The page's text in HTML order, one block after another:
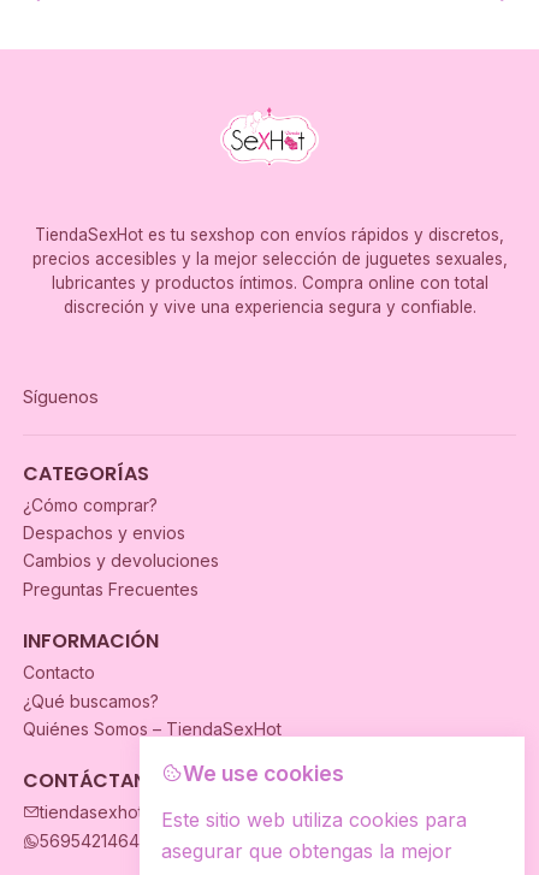
TiendaSexHot es tu sexshop con envíos rápidos y discretos,
precios accesibles y la mejor selección de juguetes sexuales,
lubricantes y productos íntimos. Compra online con total
discreción y vive una experiencia segura y confiable.
Síguenos
CATEGORÍAS
¿Cómo comprar?
Despachos y envios
Cambios y devoluciones
Preguntas Frecuentes
INFORMACIÓN
Contacto
¿Qué buscamos?
Quiénes Somos – TiendaSexHot
CONTÁCTANOS
tiendasexhot@gmail.com
56954214649
We use cookies
Este sitio web utiliza cookies para
asegurar que obtengas la mejor